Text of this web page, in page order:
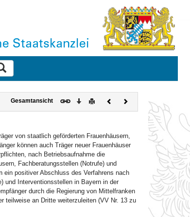
zurücksetzen
Gesamtansicht Download
DruckenVorherigesNächstes
Dokument
von staatlich geförderten Frauenhäusern,
können auch Träger neuer Frauenhäuser
nach Betriebsaufnahme die
Fachberatungsstellen (Notrufe) und
ein positiver Abschluss des Verfahrens nach
und Interventionsstellen in Bayern in der
durch die Regierung von Mittelfranken
teilweise an Dritte weiterzuleiten (VV Nr. 13 zu